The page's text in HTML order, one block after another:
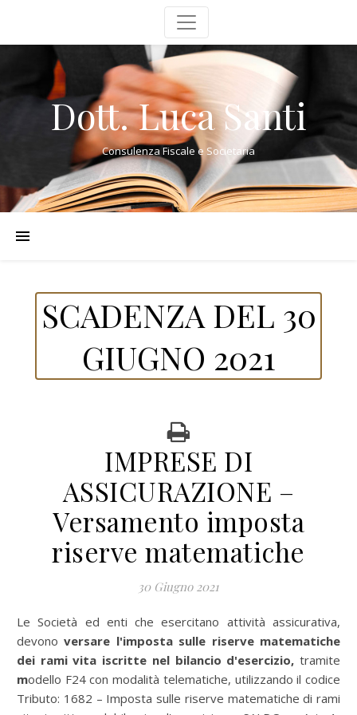
Dott. Luca Santi
Consulenza Fiscale e Societaria
SCADENZA DEL 30
GIUGNO 2021
IMPRESE DI
ASSICURAZIONE –
Versamento imposta
riserve matematiche
30 Giugno 2021
Le Società ed enti che esercitano attività assicurativa,
devonoversare l'imposta sulle riserve matematiche
dei rami vita iscritte nel bilancio d'esercizio, tramite
modello F24 con modalità telematiche, utilizzando il codice
Tributo: 1682 – Imposta sulle riserve matematiche di rami